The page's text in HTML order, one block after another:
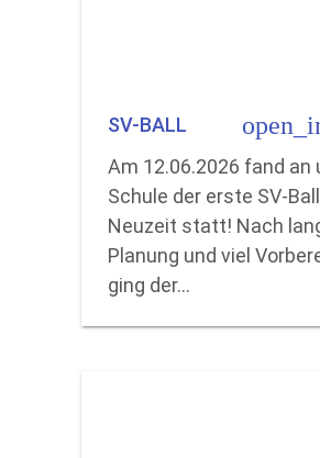
SV-BALL
Am 12.06.2026 fand an
Schule der erste SV-
Neuzeit statt! Nach
Planung und viel
ging der…